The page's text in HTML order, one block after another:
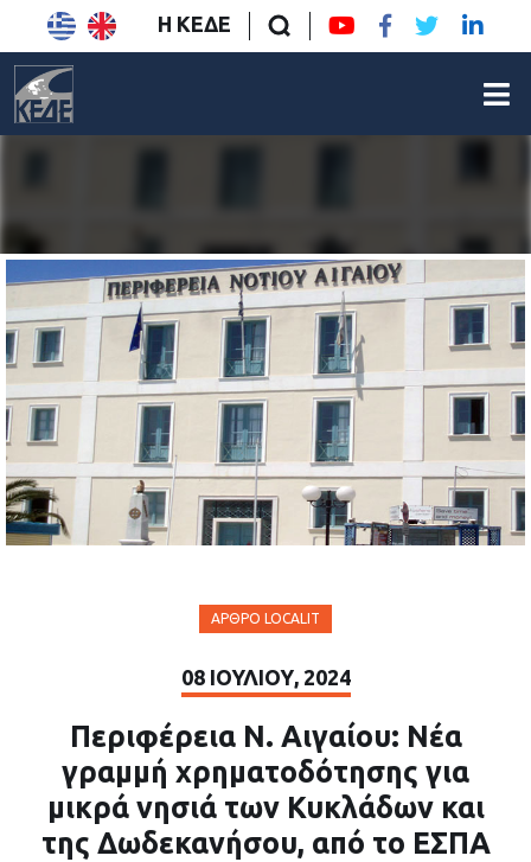
Η ΚΕΔΕ
ΆΡΘΡΟ LOCALIT
08 ΙΟΥΛΊΟΥ, 2024
Περιφέρεια Ν. Αιγαίου: Νέα
γραμμή χρηματοδότησης για
μικρά νησιά των Κυκλάδων και
της Δωδεκανήσου, από το ΕΣΠΑ